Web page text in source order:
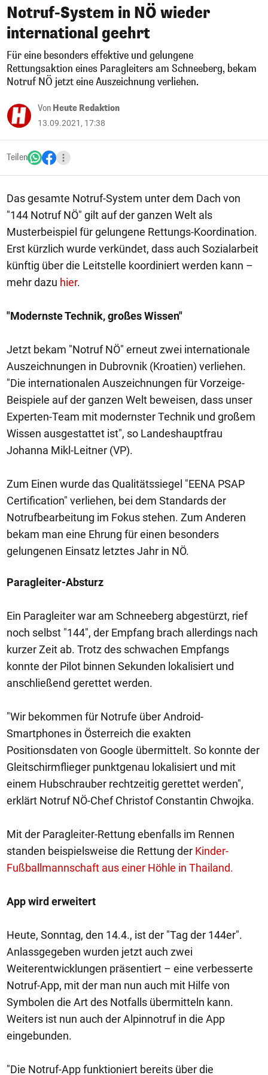
Notruf-System in NÖ wieder
international geehrt
Für eine besonders effektive und gelungene
Rettungsaktion eines Paragleiters am Schneeberg, bekam
Notruf NÖ jetzt eine Auszeichnung verliehen.
Von Heute Redaktion
13.09.2021, 17:38
Teilen
Das gesamte Notruf-System unter dem Dach von
"144 Notruf NÖ" gilt auf der ganzen Welt als
Musterbeispiel für gelungene Rettungs-Koordination.
Erst kürzlich wurde verkündet, dass auch Sozialarbeit
künftig über die Leitstelle koordiniert werden kann –
mehr dazu hier.
"Modernste Technik, großes Wissen"
Jetzt bekam "Notruf NÖ" erneut zwei internationale
Auszeichnungen in Dubrovnik (Kroatien) verliehen.
"Die internationalen Auszeichnungen für Vorzeige-
Beispiele auf der ganzen Welt beweisen, dass unser
Experten-Team mit modernster Technik und großem
Wissen ausgestattet ist", so Landeshauptfrau
Johanna Mikl-Leitner (VP).
Zum Einen wurde das Qualitätssiegel "EENA PSAP
Certification" verliehen, bei dem Standards der
Notrufbearbeitung im Fokus stehen. Zum Anderen
bekam man eine Ehrung für einen besonders
gelungenen Einsatz letztes Jahr in NÖ.
Paragleiter-Absturz
Ein Paragleiter war am Schneeberg abgestürzt, rief
noch selbst "144", der Empfang brach allerdings nach
kurzer Zeit ab. Trotz des schwachen Empfangs
konnte der Pilot binnen Sekunden lokalisiert und
anschließend gerettet werden.
"Wir bekommen für Notrufe über Android-
Smartphones in Österreich die exakten
Positionsdaten von Google übermittelt. So konnte der
Gleitschirmflieger punktgenau lokalisiert und mit
einem Hubschrauber rechtzeitig gerettet werden",
erklärt Notruf NÖ-Chef Christof Constantin Chwojka.
Mit der Paragleiter-Rettung ebenfalls im Rennen
standen beispielsweise die Rettung der Kinder-
Fußballmannschaft aus einer Höhle in Thailand.
App wird erweitert
Heute, Sonntag, den 14.4., ist der "Tag der 144er".
Anlassgegeben wurden jetzt auch zwei
Weiterentwicklungen präsentiert – eine verbesserte
Notruf-App, mit der man nun auch mit Hilfe von
Symbolen die Art des Notfalls übermitteln kann.
Weiters ist nun auch der Alpinnotruf in die App
eingebunden.
"Die Notruf-App funktioniert bereits über die